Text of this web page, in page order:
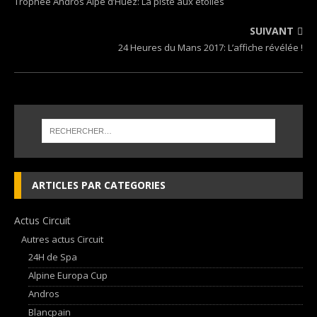
SUIVANT
24 Heures du Mans 2017: L’affiche révélée !
ARTICLES PAR CATEGORIES
Actus Circuit
Autres actus Circuit
24H de Spa
Alpine Europa Cup
Andros
Blancpain